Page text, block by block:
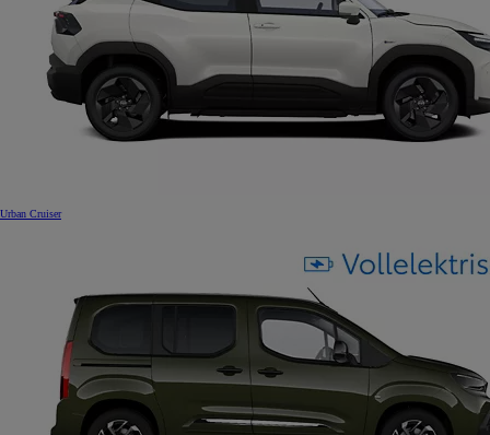
Urban Cruiser